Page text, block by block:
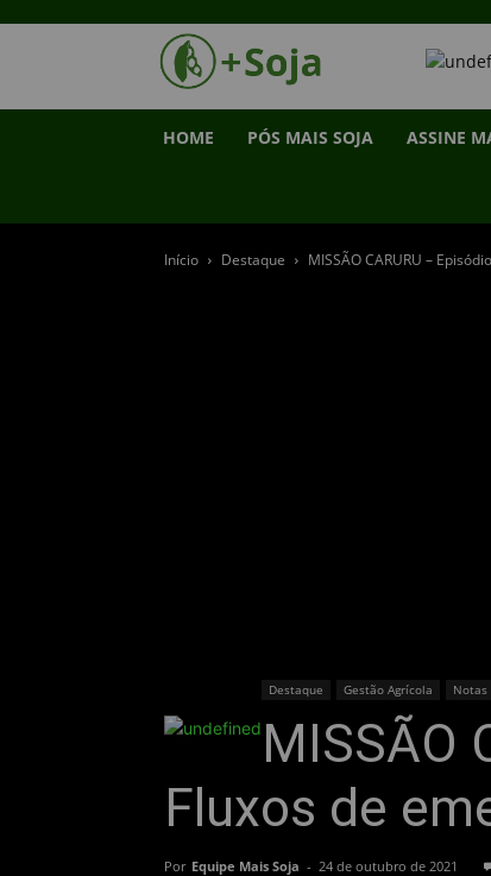
HOME PÓS MAIS SOJA ASSINE
Início Destaque MISSÃO CARURU –
Destaque Gestão Agrícola Notas
MISSÃO
Fluxos de
Por Equipe Mais Soja - 24 de outubro de 2021